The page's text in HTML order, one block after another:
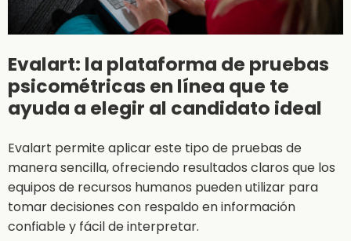
Evalart: la plataforma de pruebas
psicométricas en línea que te
ayuda a elegir al candidato ideal
Evalart permite aplicar este tipo de pruebas de
manera sencilla, ofreciendo resultados claros que los
equipos de recursos humanos pueden utilizar para
tomar decisiones con respaldo en información
confiable y fácil de interpretar.